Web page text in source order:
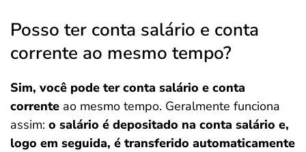
Posso ter conta salário e conta
corrente ao mesmo tempo?
Sim, você pode ter conta salário e conta
corrente ao mesmo tempo. Geralmente funciona
assim: o salário é depositado na conta salário e,
logo em seguida, é transferido automaticamente